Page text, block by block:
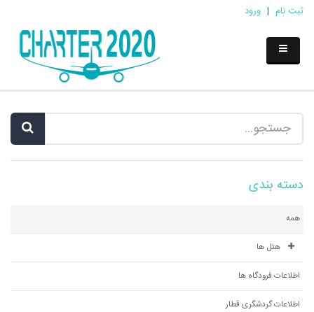
ثبت نام | ورود
دسته بندی
همه
هتل ها
اطلاعات فرودگاه ها
اطلاعات گردشگری قطار